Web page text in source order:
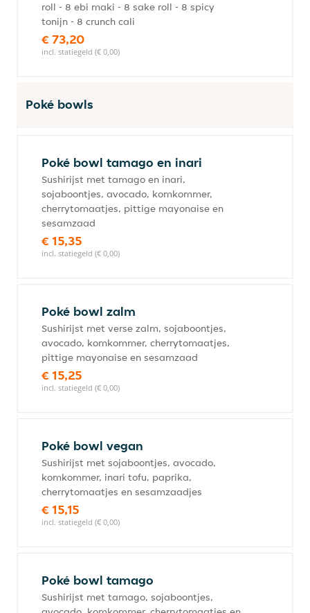
roll - 8 ebi maki - 8 sake roll - 8 spicy
tonijn - 8 crunch cali
€ 73,20
incl. statiegeld (€ 0,00)
Poké bowls
Poké bowl tamago en inari
Sushirijst met tamago en inari,
sojaboontjes, avocado, komkommer,
cherrytomaatjes, pittige mayonaise en
sesamzaad
€ 15,35
incl. statiegeld (€ 0,00)
Poké bowl zalm
Sushirijst met verse zalm, sojaboontjes,
avocado, komkommer, cherrytomaatjes,
pittige mayonaise en sesamzaad
€ 15,25
incl. statiegeld (€ 0,00)
Poké bowl vegan
Sushirijst met sojaboontjes, avocado,
komkommer, inari tofu, paprika,
cherrytomaatjes en sesamzaadjes
€ 15,15
incl. statiegeld (€ 0,00)
Poké bowl tamago
Sushirijst met tamago, sojaboontjes,